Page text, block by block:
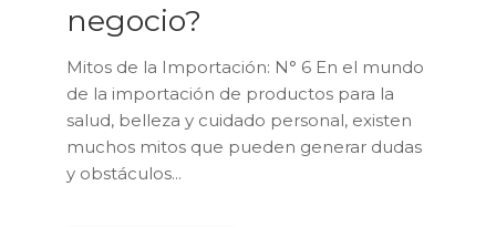
negocio?
Mitos de la Importación: N° 6 En el mundo
de la importación de productos para la
salud, belleza y cuidado personal, existen
muchos mitos que pueden generar dudas
y obstáculos...